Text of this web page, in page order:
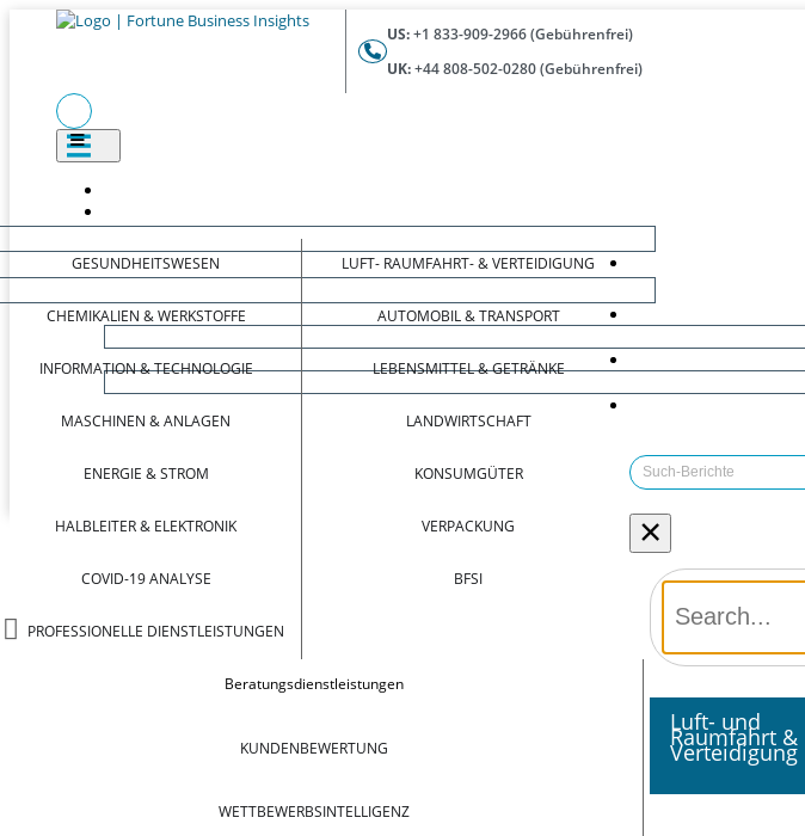
US:+1 833-909-2966 (Gebührenfrei)
UK:+44 808-502-0280 (Gebührenfrei)
GESUNDHEITSWESEN
CHEMIKALIEN & WERKSTOFFE
INFORMATION & TECHNOLOGIE
MASCHINEN & ANLAGEN
ENERGIE & STROM
HALBLEITER & ELEKTRONIK
COVID-19 ANALYSE
PROFESSIONELLE DIENSTLEISTUNGEN
LUFT- RAUMFAHRT- & VERTEIDIGUNG
AUTOMOBIL & TRANSPORT
LEBENSMITTEL & GETRÄNKE
LANDWIRTSCHAFT
KONSUMGÜTER
VERPACKUNG
BFSI
Beratungsdienstleistungen
KUNDENBEWERTUNG
WETTBEWERBSINTELLIGENZ
×
Luft- und
Raumfahrt &
Verteidigung